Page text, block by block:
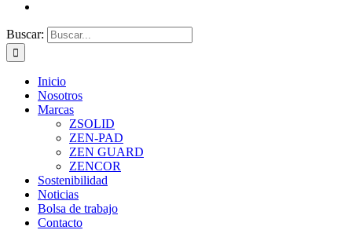
Buscar:
Inicio
Nosotros
Marcas
ZSOLID
ZEN-PAD
ZEN GUARD
ZENCOR
Sostenibilidad
Noticias
Bolsa de trabajo
Contacto